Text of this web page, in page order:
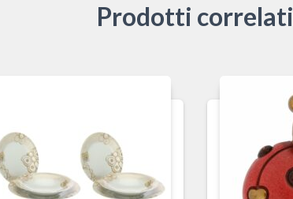
Prodotti correlati